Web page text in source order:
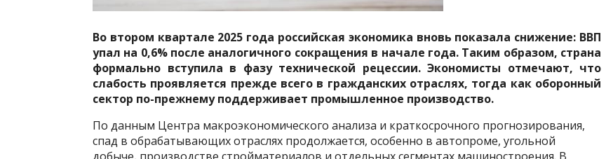
Во втором квартале 2025 года российская экономика вновь показала снижение: ВВП
упал на 0,6% после аналогичного сокращения в начале года. Таким образом, страна
формально вступила в фазу технической рецессии. Экономисты отмечают, что
слабость проявляется прежде всего в гражданских отраслях, тогда как оборонный
сектор по-прежнему поддерживает промышленное производство.
По данным Центра макроэкономического анализа и краткосрочного прогнозирования,
спад в обрабатывающих отраслях продолжается, особенно в автопроме, угольной
добыче, производстве стройматериалов и отдельных сегментах машиностроения. В